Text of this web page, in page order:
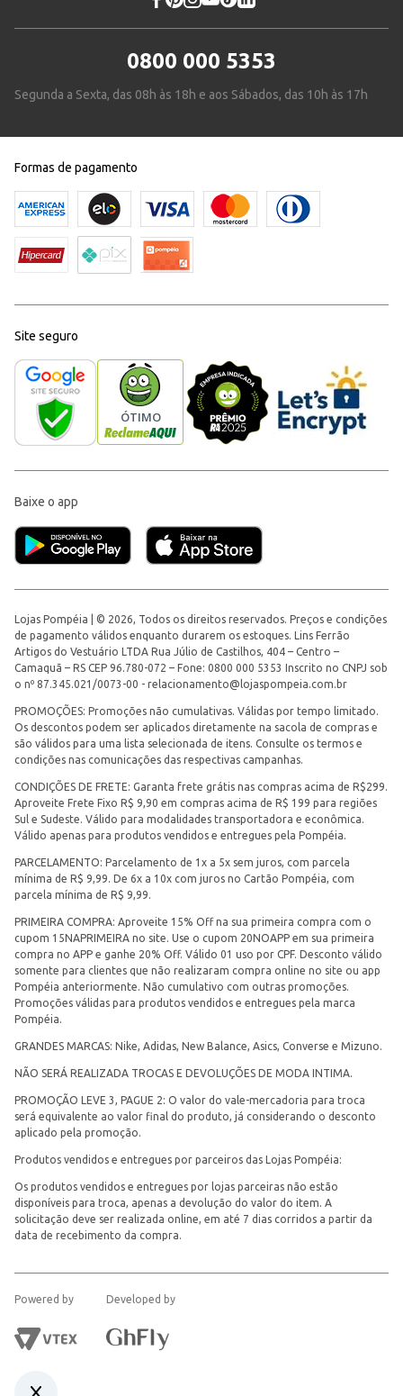
0800 000 5353
Segunda a Sexta, das 08h às 18h e aos Sábados, das 10h às 17h
Formas de pagamento
Site seguro
Baixe o app
Lojas Pompéia | © 2026, Todos os direitos reservados. Preços e condições
de pagamento válidos enquanto durarem os estoques. Lins Ferrão
Artigos do Vestuário LTDA Rua Júlio de Castilhos, 404 – Centro –
Camaquã – RS CEP 96.780-072 – Fone: 0800 000 5353 Inscrito no CNPJ sob
o nº 87.345.021/0073-00 - relacionamento@lojaspompeia.com.br
PROMOÇÕES: Promoções não cumulativas. Válidas por tempo limitado.
Os descontos podem ser aplicados diretamente na sacola de compras e
são válidos para uma lista selecionada de itens. Consulte os termos e
condições nas comunicações das respectivas campanhas.
CONDIÇÕES DE FRETE: Garanta frete grátis nas compras acima de R$299.
Aproveite Frete Fixo R$ 9,90 em compras acima de R$ 199 para regiões
Sul e Sudeste. Válido para modalidades transportadora e econômica.
Válido apenas para produtos vendidos e entregues pela Pompéia.
PARCELAMENTO: Parcelamento de 1x a 5x sem juros, com parcela
mínima de R$ 9,99. De 6x a 10x com juros no Cartão Pompéia, com
parcela mínima de R$ 9,99.
PRIMEIRA COMPRA: Aproveite 15% Off na sua primeira compra com o
cupom 15NAPRIMEIRA no site. Use o cupom 20NOAPP em sua primeira
compra no APP e ganhe 20% Off. Válido 01 uso por CPF. Desconto válido
somente para clientes que não realizaram compra online no site ou app
Pompéia anteriormente. Não cumulativo com outras promoções.
Promoções válidas para produtos vendidos e entregues pela marca
Pompéia.
GRANDES MARCAS: Nike, Adidas, New Balance, Asics, Converse e Mizuno.
NÃO SERÁ REALIZADA TROCAS E DEVOLUÇÕES DE MODA INTIMA.
PROMOÇÃO LEVE 3, PAGUE 2: O valor do vale-mercadoria para troca
será equivalente ao valor final do produto, já considerando o desconto
aplicado pela promoção.
Produtos vendidos e entregues por parceiros das Lojas Pompéia:
Os produtos vendidos e entregues por lojas parceiras não estão
disponíveis para troca, apenas a devolução do valor do item. A
solicitação deve ser realizada online, em até 7 dias corridos a partir da
data de recebimento da compra.
Powered by Developed by